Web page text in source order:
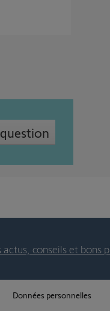
actus, conseils et bons
Données personnelles